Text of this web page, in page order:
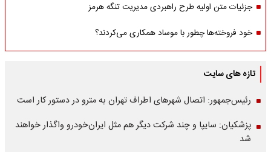
جزئیات متن اولیه طرح راهبردی مدیریت تنگه هرمز
خود فروخته‌ها چطور با موساد همکاری می‌کردند؟
تازه های سایت
رئیس‌جمهور: اتصال شهرهای اطراف تهران به مترو در دستور کار است
پزشکیان: سایپا و چند شرکت دیگر هم مثل ایران‌خودرو واگذار خواهند
شد